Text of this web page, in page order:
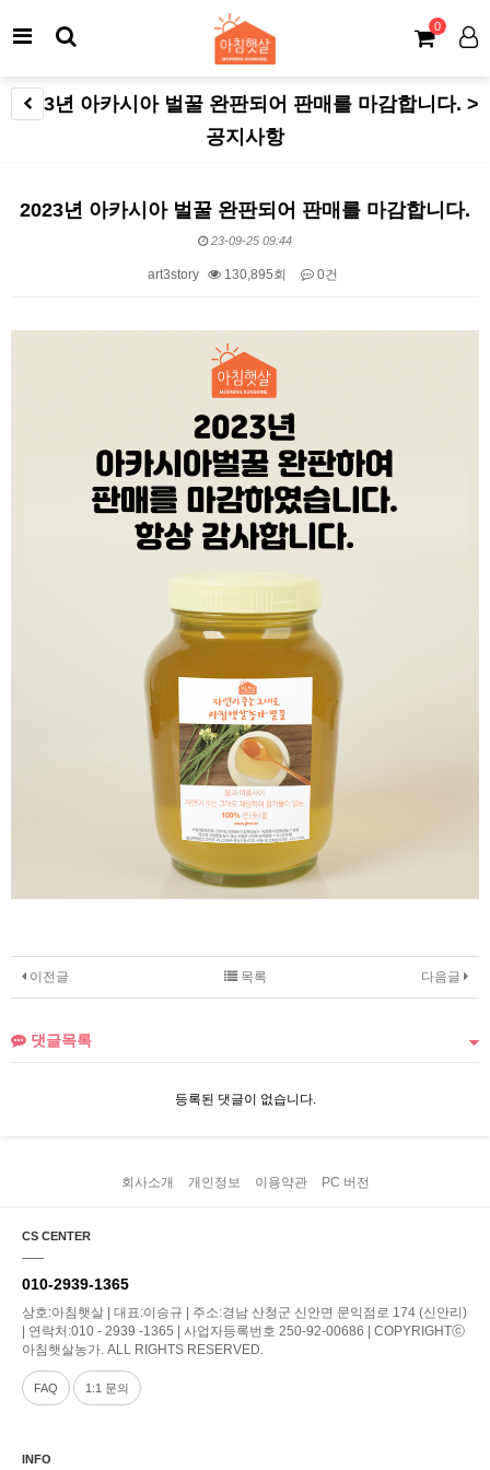
0
2023년 아카시아 벌꿀 완판되어 판매를 마감합니다. >
공지사항
2023년 아카시아 벌꿀 완판되어 판매를 마감합니다.
23-09-25 09:44
art3story 130,895회 0건
본문
이전글 다음글
목록
댓글목록
등록된 댓글이 없습니다.
회사소개 개인정보 이용약관 PC 버전
CS CENTER
010-2939-1365
상호:아침햇살 | 대표:이승규 | 주소:경남 산청군 신안면 문익점로 174 (신안리)
| 연락처:010 - 2939 -1365 | 사업자등록번호 250-92-00686 | COPYRIGHTⓒ
아침햇살농가. ALL RIGHTS RESERVED.
FAQ 1:1 문의
INFO